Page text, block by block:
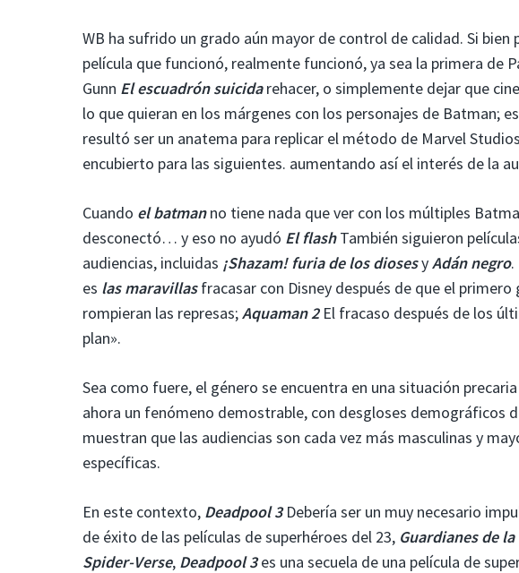
WB ha sufrido un grado aún mayor de control de calidad. Si
película que funcionó, realmente funcionó, ya sea la primera de
Gunn El escuadrón suicidarehacer, o simplemente dejar que
lo que quieran en los márgenes con los personajes de Batman;
resultó ser un anatema para replicar el método de Marvel
encubierto para las siguientes. aumentando así el interés de la
Cuando el batmanno tiene nada que ver con los múltiples
desconectó… y eso no ayudó El flashTambién siguieron
audiencias, incluidas ¡Shazam! furia de los diosesyAdán negro.
es las maravillasfracasar con Disney después de que el
rompieran las represas;Aquaman 2 El fracaso después de los
plan».
Sea como fuere, el género se encuentra en una situación
ahora un fenómeno demostrable, con desgloses demográficos
muestran que las audiencias son cada vez más masculinas y
específicas.
En este contexto, Deadpool 3Debería ser un muy necesario
de éxito de las películas de superhéroes del 23, Guardianes de
Spider-Verse, Deadpool 3es una secuela de una película de